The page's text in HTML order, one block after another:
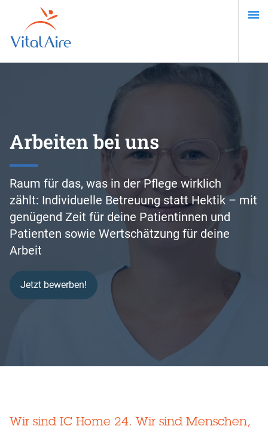
Inhalt
Arbeiten bei uns
Raum für das, was in der Pflege wirklich
zählt: Individuelle Betreuung statt Hektik – mit
genügend Zeit für deine Patientinnen und
Patienten sowie Wertschätzung für deine
Arbeit
Jetzt bewerben!
Wir sind IC Home 24. Wir sind Menschen,